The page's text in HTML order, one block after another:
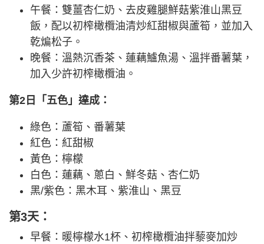
午餐：雙薑杏仁奶、去皮雞腿鮮菇紫淮山黑豆
飯，配以初榨橄欖油清炒紅甜椒與蘆筍，並加入
乾煸松子。
晚餐：溫熱沉香茶、蓮藕鱸魚湯、溫拌番薯葉，
加入少許初榨橄欖油。
第2日「五色」達成：
綠色：蘆筍、番薯葉
紅色：紅甜椒
黃色：檸檬
白色：蓮藕、蔥白、鮮冬菇、杏仁奶
黑/紫色：黑木耳、紫淮山、黑豆
第3天：
早餐：暖檸檬水1杯、初榨橄欖油拌藜麥加炒